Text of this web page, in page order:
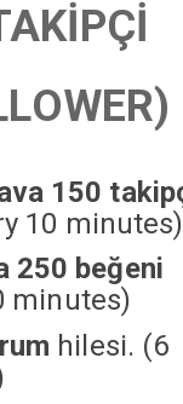
150
10 minutes)
250 beğeni
minutes)
hilesi. (6